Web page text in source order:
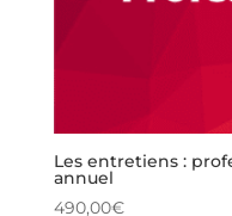
Les entretiens :
annuel
490,00€